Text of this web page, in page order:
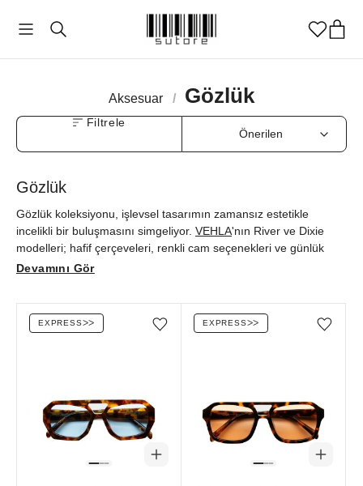
Aksesuar / Gözlük
Filtrele
Gözlük
Gözlük koleksiyonu, işlevsel tasarımın zamansız estetikle
incelikli bir buluşmasını simgeliyor. VEHLA'nın River ve Dixie
modelleri; hafif çerçeveleri, renkli cam seçenekleri ve günlük
kullanıma uyum sağlayan yalın çizgileriyle modern stilinizi
sembolü olarak öne çıkıyor. Yüksek kaliteli materyalleri
önemseyenler için tasarlanan bu ayrıcalıklı modeller, orijinallik
Devamını Gör
Favorilere ekle/çıkar
EXPRESSᐳᐳ
Favorilere ekle/çıkar
EXPRESSᐳᐳ